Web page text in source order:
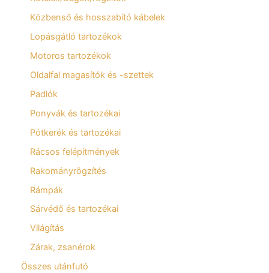
Közbenső és hosszabító kábelek
Lopásgátló tartozékok
Motoros tartozékok
Oldalfal magasítók és -szettek
Padlók
Ponyvák és tartozékai
Pótkerék és tartozékai
Rácsos felépítmények
Rakományrögzítés
Rámpák
Sárvédő és tartozékai
Világítás
Zárak, zsanérok
Összes utánfutó